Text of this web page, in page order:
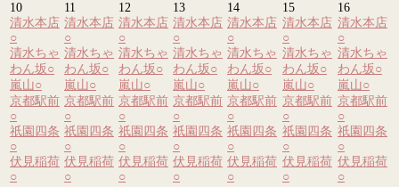
10
清水本店
○
清水ちゃ
わん坂○
嵐山○
京都駅前
○
祇園四条
○
伏見稲荷
○
11
清水本店
○
清水ちゃ
わん坂○
嵐山○
京都駅前
○
祇園四条
○
伏見稲荷
○
12
清水本店
○
清水ちゃ
わん坂○
嵐山○
京都駅前
○
祇園四条
○
伏見稲荷
○
13
清水本店
○
清水ちゃ
わん坂○
嵐山○
京都駅前
○
祇園四条
○
伏見稲荷
○
14
清水本店
○
清水ちゃ
わん坂○
嵐山○
京都駅前
○
祇園四条
○
伏見稲荷
○
15
清水本店
○
清水ちゃ
わん坂○
嵐山○
京都駅前
○
祇園四条
○
伏見稲荷
○
16
清水本店
○
清水ちゃ
わん坂○
嵐山○
京都駅前
○
祇園四条
○
伏見稲荷
○